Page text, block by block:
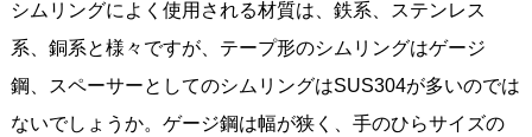
シムリングによく使用される材質は、鉄系、ステンレス
系、銅系と様々ですが、テープ形のシムリングはゲージ
鋼、スペーサーとしてのシムリングはSUS304が多いのでは
ないでしょうか。ゲージ鋼は幅が狭く、手のひらサイズの